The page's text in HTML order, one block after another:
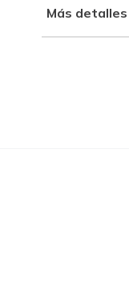
Más detalles